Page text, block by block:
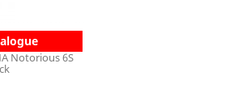
Notorious 6S